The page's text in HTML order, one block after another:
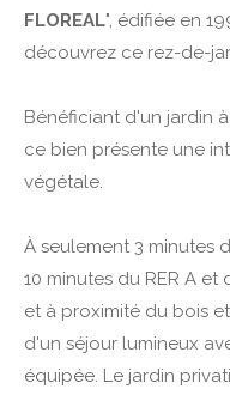
FLOREAL", édifiée en
découvrez ce rez-de-
Bénéficiant d'un jardin
ce bien présente une
végétale.
À seulement 3 minutes
10 minutes du RER A
et à proximité du bois
d'un séjour lumineux
équipée. Le jardin